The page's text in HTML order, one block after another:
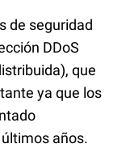
de seguridad
DDoS
que
ya que los
años.